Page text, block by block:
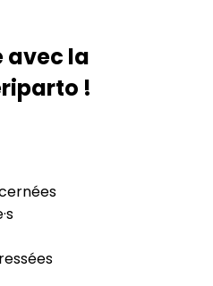
avec la
!